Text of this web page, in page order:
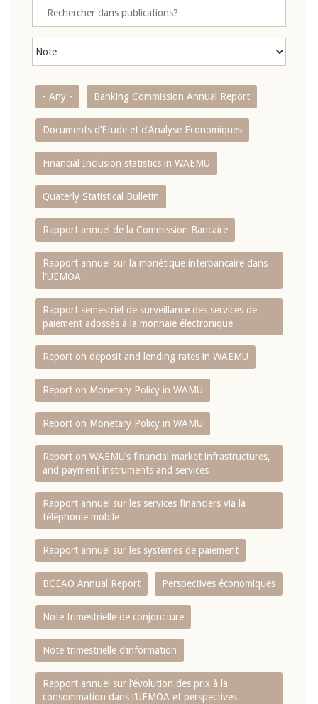
- Any - Banking Commission Annual Report
Documents d’Etude et d’Analyse Economiques
Financial Inclusion statistics in WAEMU
Quaterly Statistical Bulletin
Rapport annuel de la Commission Bancaire
Rapport annuel sur la monétique interbancaire dans
l'UEMOA
Rapport semestriel de surveillance des services de
paiement adossés à la monnaie électronique
Report on deposit and lending rates in WAEMU
Report on Monetary Policy in WAMU
Report on Monetary Policy in WAMU
Report on WAEMU’s financial market infrastructures,
and payment instruments and services
Rapport annuel sur les services financiers via la
téléphonie mobile
Rapport annuel sur les systèmes de paiement
BCEAO Annual Report Perspectives économiques
Note trimestrielle de conjoncture
Note trimestrielle d‘information
Rapport annuel sur l‘évolution des prix à la
consommation dans l‘UEMOA et perspectives